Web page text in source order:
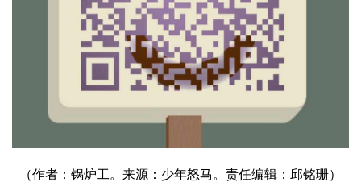
（作者： 锅炉工。来源：少年怒马。责任编辑：邱铭珊）